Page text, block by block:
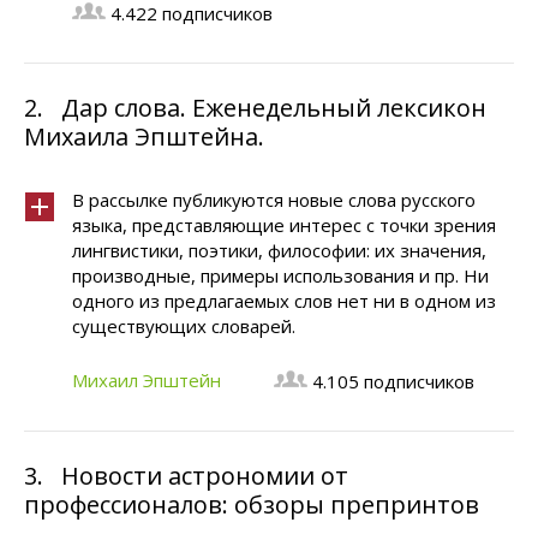
4.422 подписчиков
2.
Дар слова. Еженедельный лексикон
Михаила Эпштейна.
В рассылке публикуются новые слова русского
языка, представляющие интерес с точки зрения
лингвистики, поэтики, философии: их значения,
производные, примеры использования и пр. Ни
одного из предлагaемых слов нет ни в одном из
существующих словарей.
Михаил Эпштейн 4.105 подписчиков
3.
Новости астрономии от
профессионалов: обзоры препринтов